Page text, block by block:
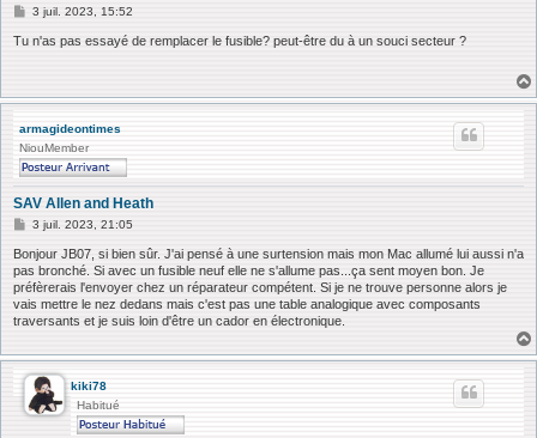
M
s
e
3 juil. 2023, 15:52
Tu n'as pas essayé de remplacer le fusible? peut-être du à un souci secteur ?
armagideontimes
NiouMember
SAV Allen and Heath
M
s
s
a
g
e
3 juil. 2023, 21:05
Bonjour JB07, si bien sûr. J'ai pensé à une surtension mais mon Mac allumé lui aussi n'a
pas bronché. Si avec un fusible neuf elle ne s'allume pas...ça sent moyen bon. Je
préfèrerais l'envoyer chez un réparateur compétent. Si je ne trouve personne alors je
vais mettre le nez dedans mais c'est pas une table analogique avec composants
traversants et je suis loin d'être un cador en électronique.
kiki78
Habitué